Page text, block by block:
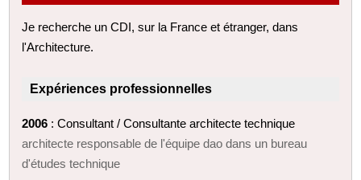
Je recherche un CDI, sur la France et étranger, dans
l'Architecture.
Expériences professionnelles
2006 : Consultant / Consultante architecte technique
architecte responsable de l'équipe dao dans un bureau
d'études technique